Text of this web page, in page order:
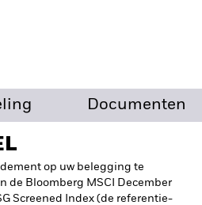
Documenten
op uw belegging te
de Bloomberg MSCI December
Screened Index (de referentie-